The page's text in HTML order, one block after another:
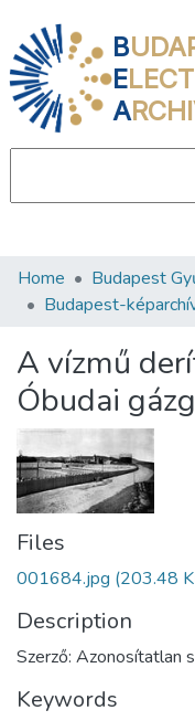
B
E
A
Communities &
Statistics
About us
Home Budapest
Budapest-
A vízmű
Óbudai
Files
001684.jpg (203.48
Description
Szerző: Azonosítatlan
Keywords